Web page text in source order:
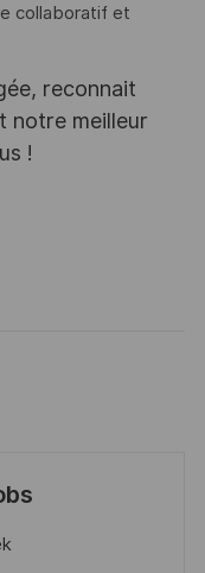
collaboratif et
reconnait
notre meilleur
!